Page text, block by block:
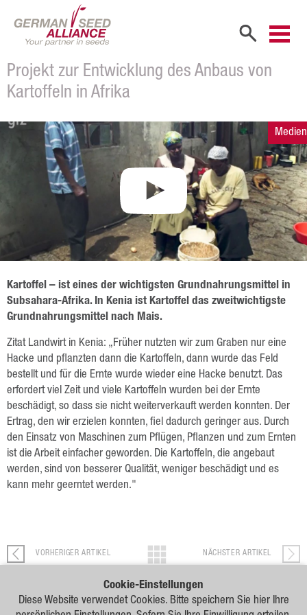
Cookie-Einstellungen
Diese Website verwendet Cookies. Bitte speichern Sie hier Ihre
Projekt zur Entwicklung des Anbaus von
Kartoffeln in Afrika
Medien
Kartoffel – ist eines der wichtigsten Grundnahrungsmittel in
Subsahara-Afrika. In Kenia ist Kartoffel das zweitwichtigste
Grundnahrungsmittel nach Mais.
Zitat Landwirt in Kenia: „Früher nutzten wir zum Graben nur eine
Hacke und pflanzten dann die Kartoffeln, dann wurde das Feld
bestellt und für die Ernte wurde wieder eine Hacke benutzt. Das
erfordert viel Zeit und viele Kartoffeln wurden bei der Ernte
beschädigt, so dass sie nicht weiterverkauft werden konnten. Der
Ertrag, den wir erzielen konnten, fiel dadurch geringer aus. Durch
den Einsatz von Maschinen zum Pflügen, Pflanzen und zum Ernten
ist die Arbeit einfacher geworden. Die Kartoffeln, die angebaut
werden, sind von besserer Qualität, weniger beschädigt und es
kann mehr geerntet werden."
VORHERIGER ARTIKEL NÄCHSTER ARTIKEL
Unsere
Start
Firmenportrait
Gesellschafter
Vertriebspartner
Mitarbeiter
Karriere
Produkte
Getreide
Hafer
Triticale
Gerste
Weizen
Hülsenfrüchte
Lein
Leistungen